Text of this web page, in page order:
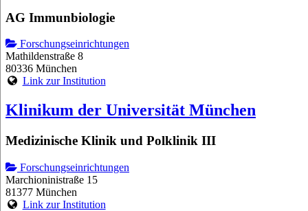
AG Immunbiologie
Forschungseinrichtungen
Mathildenstraße 8
80336 München
Link zur Institution
Klinikum der Universität München
Medizinische Klinik und Polklinik III
Forschungseinrichtungen
Marchioninistraße 15
81377 München
Link zur Institution